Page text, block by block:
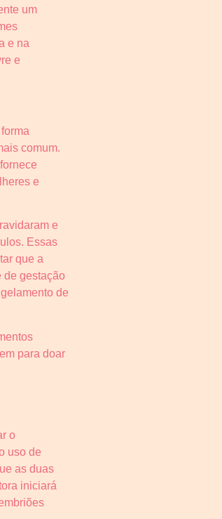
um
e na
e
comum.
e
e
Essas
que a
de gestação
de
para doar
o
uso de
as duas
iniciará